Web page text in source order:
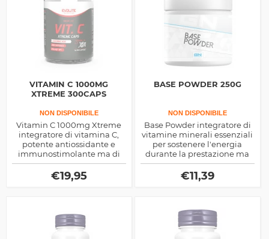
VITAMIN C 1000MG
XTREME 300CAPS
NON DISPONIBILE
Vitamin C 1000mg Xtreme
integratore di vitamina C,
potente antiossidante e
immunostimolante ma di
sostegno anche ad altri
meccanismi di sintesi del
collagene e della carnitina,
€19,95
BASE POWDER 250G
NON DISPONIBILE
Base Powder integratore di
vitamine minerali essenziali
per sostenere l'energia
durante la prestazione ma
anche evitare lo stress
ossidativo indotto dai
radicali liberi, ideale da
€11,39